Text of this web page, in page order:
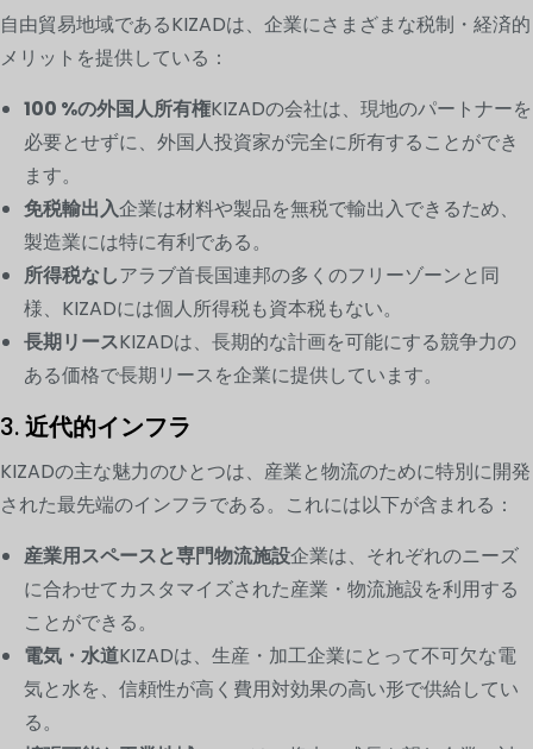
自由貿易地域であるKIZADは、企業にさまざまな税制・経済的
メリットを提供している：
100 %の外国人所有権KIZADの会社は、現地のパートナーを
必要とせずに、外国人投資家が完全に所有することができ
ます。
免税輸出入企業は材料や製品を無税で輸出入できるため、
製造業には特に有利である。
所得税なしアラブ首長国連邦の多くのフリーゾーンと同
様、KIZADには個人所得税も資本税もない。
長期リースKIZADは、長期的な計画を可能にする競争力の
ある価格で長期リースを企業に提供しています。
3.近代的インフラ
KIZADの主な魅力のひとつは、産業と物流のために特別に開発
された最先端のインフラである。これには以下が含まれる：
産業用スペースと専門物流施設企業は、それぞれのニーズ
に合わせてカスタマイズされた産業・物流施設を利用する
ことができる。
電気・水道KIZADは、生産・加工企業にとって不可欠な電
気と水を、信頼性が高く費用対効果の高い形で供給してい
る。